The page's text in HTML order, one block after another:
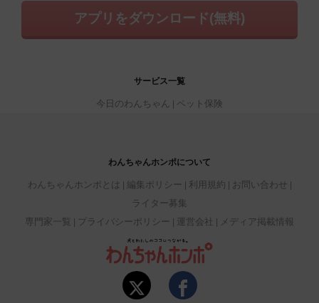
アプリをダウンロード(無料)
サービス一覧
今日のわんちゃん ペット保険
わんちゃんホンポについて
わんちゃんホンポとは 編集ポリシー 利用規約
お問い合わせ
ライター募集
専門家一覧
プライバシーポリシー 運営会社 メディア掲載情報